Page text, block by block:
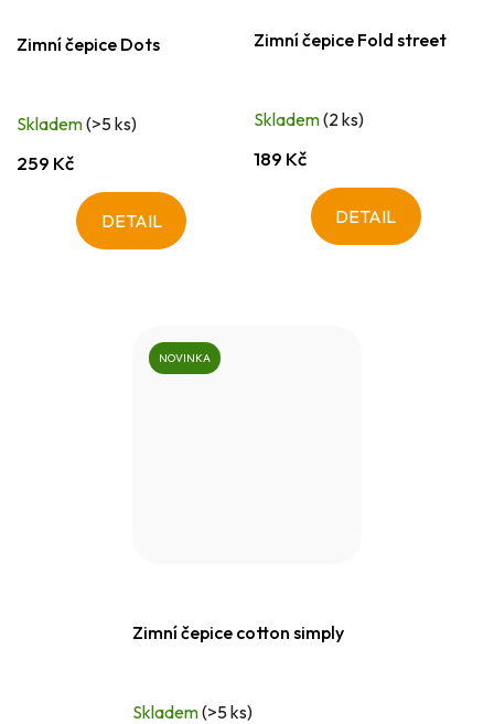
Zimní čepice Dots
Skladem(>5 ks)
259 Kč
DETAIL
Zimní čepice Fold street
Skladem(2 ks)
189 Kč
DETAIL
NOVINKA
Zimní čepice cotton simply
Skladem(>5 ks)